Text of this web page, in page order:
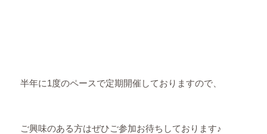
半年に1度のペースで定期開催しておりますので、
ご興味のある方はぜひご参加お待ちしております♪